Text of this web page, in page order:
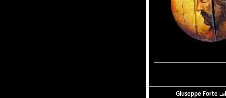
Giuseppe Forte